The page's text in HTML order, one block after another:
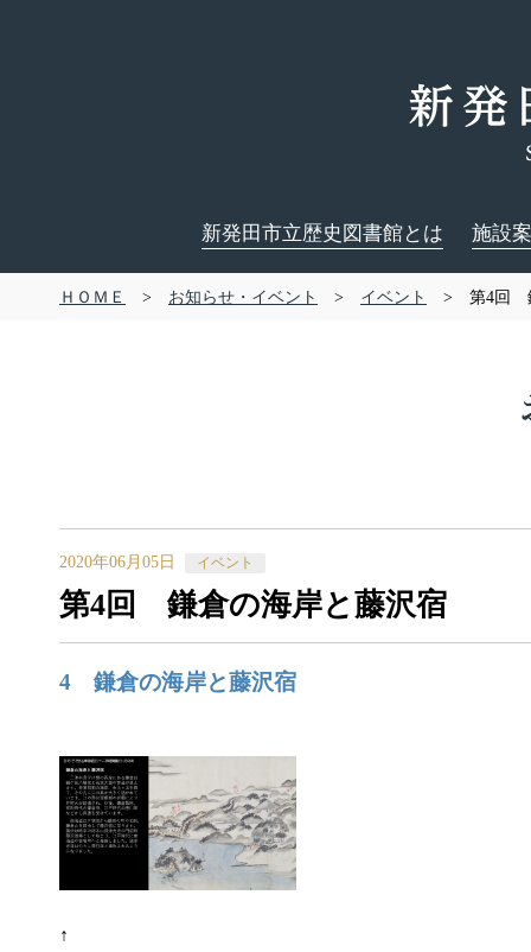
新発田市立歴史図書館とは 施設
ＨＯＭＥ > お知らせ・イベント > イベント > 第4回 鎌
2020年06月05日 イベント
第4回 鎌倉の海岸と藤沢宿
4 鎌倉の海岸と藤沢宿
↑